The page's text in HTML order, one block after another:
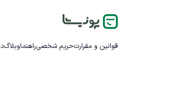
قوانین و مقرارتحریم شخصیراهنماوبلاگ